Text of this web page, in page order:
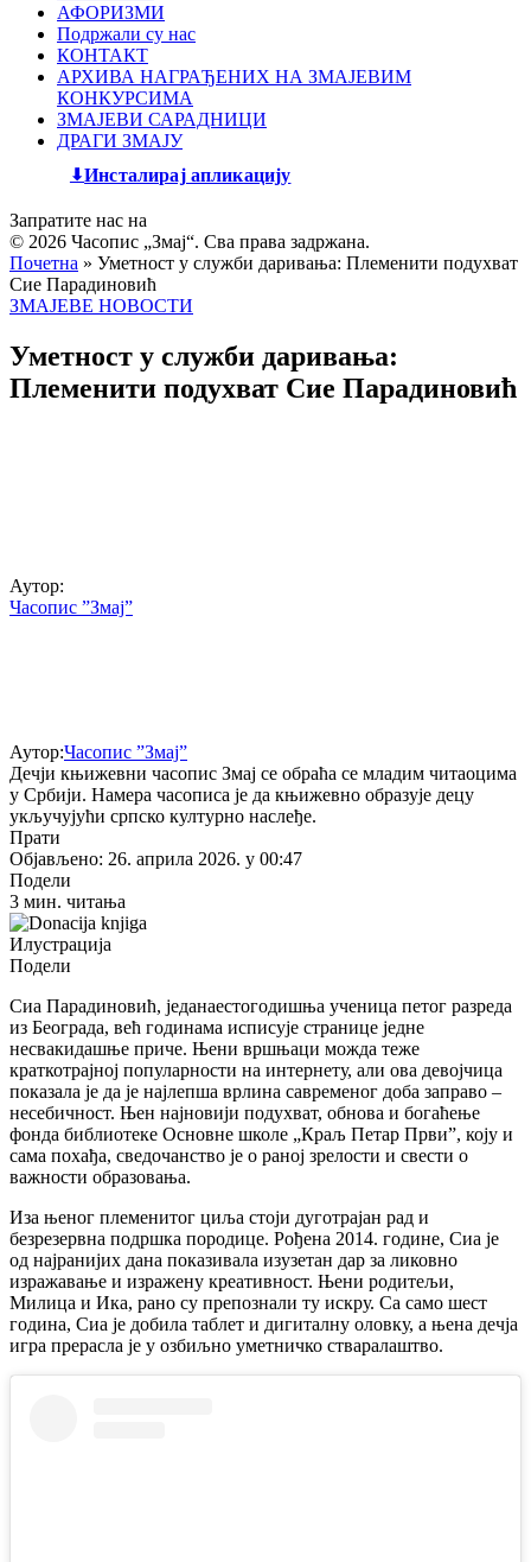
АФОРИЗМИ
Подржали су нас
КОНТАКТ
АРХИВА НАГРАЂЕНИХ НА ЗМАЈЕВИМ
КОНКУРСИМА
ЗМАЈЕВИ САРАДНИЦИ
ДРАГИ ЗМАЈУ
Инсталирај апликацију
Запратите нас на
© 2026 Часопис „Змај“. Сва права задржана.
Почетна » Уметност у служби даривања: Племенити подухват
Сие Парадиновић
ЗМАЈЕВЕ НОВОСТИ
Уметност у служби даривања:
Племенити подухват Сие Парадиновић
Аутор:
Часопис ”Змај”
Аутор:Часопис ”Змај”
Дечји књижевни часопис Змај се обраћа се младим читаоцима
у Србији. Намера часописа је да књижевно образује децу
укључујући српско културно наслеђе.
Прати
Објављено: 26. априла 2026. у 00:47
Подели
3 мин. читања
Илустрација
Подели
Сиа Парадиновић, једанаестогодишња ученица петог разреда
из Београда, већ годинама исписује странице једне
несвакидашње приче. Њени вршњаци можда теже
краткотрајној популарности на интернету, али ова девојчица
показала је да је најлепша врлина савременог доба заправо –
несебичност. Њен најновији подухват, обнова и богаћење
фонда библиотеке Основне школе „Краљ Петар Први”, коју и
сама похађа, сведочанство је о раној зрелости и свести о
важности образовања.
Иза њеног племенитог циља стоји дуготрајан рад и
безрезервна подршка породице. Рођена 2014. године, Сиа је
од најранијих дана показивала изузетан дар за ликовно
изражавање и изражену креативност. Њени родитељи,
Милица и Ика, рано су препознали ту искру. Са само шест
година, Сиа је добила таблет и дигиталну оловку, а њена дечја
игра прерасла је у озбиљно уметничко стваралаштво.